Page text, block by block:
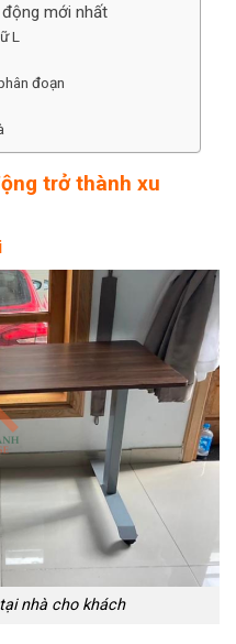
mới nhất
L
đoạn
trở thành xu
nhà cho khách